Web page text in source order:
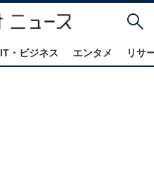
IT・ビジネス エンタメ リサ